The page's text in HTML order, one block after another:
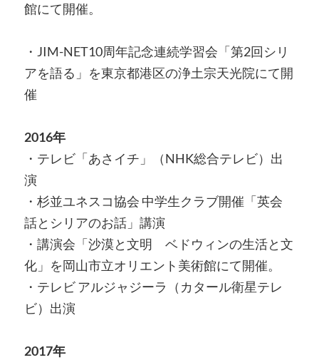
館にて開催。
・JIM-NET10周年記念連続学習会「第2回シリ
アを語る」を東京都港区の浄土宗天光院にて開
催
2016年
・テレビ「あさイチ」（NHK総合テレビ）出
演
・杉並ユネスコ協会 中学生クラブ開催「英会
話とシリアのお話」講演
・講演会「沙漠と文明 ベドウィンの生活と文
化」を岡山市立オリエント美術館にて開催。
・テレビ アルジャジーラ（カタール衛星テレ
ビ）出演
2017年